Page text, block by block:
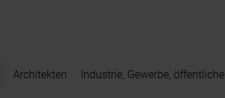
Architekten Industrie, Gewerbe,